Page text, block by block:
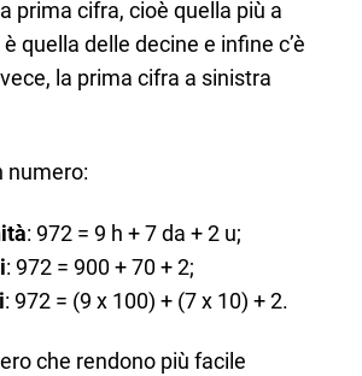
prima cifra, cioè quella più a
quella delle decine e infine c’è
la prima cifra a sinistra
numero:
: 972 = 9 h + 7 da + 2 u;
: 972 = 900 + 70 + 2;
: 972 = (9 x 100) + (7 x 10) + 2.
che rendono più facile